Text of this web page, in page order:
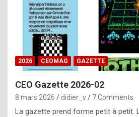
y
b
e
b
y
g
e
2026 CEOMAG GAZETTE
CEO Gazette 2026-02
8 mars 2026 didier_v 7 Comments
La gazette prend forme petit à petit.